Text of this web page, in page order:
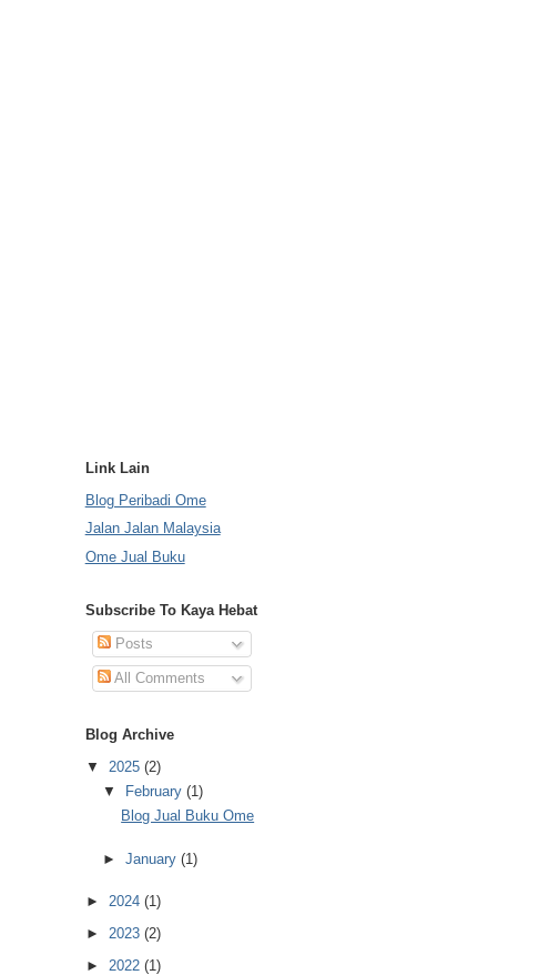
Link Lain
Blog Peribadi Ome
Jalan Jalan Malaysia
Ome Jual Buku
Subscribe To Kaya Hebat
Posts
All Comments
Blog Archive
▼ 2025 (2)
▼
February(1)
Blog Jual Buku Ome
►January(1)
► 2024 (1)
► 2023 (2)
► 2022 (1)